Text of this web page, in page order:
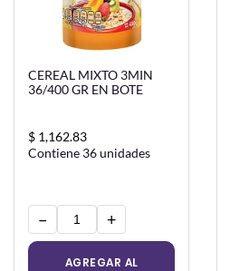
CEREAL MIXTO 3MIN
36/400 GR EN BOTE
$ 1,162.83
Contiene 36 unidades
− +
AGREGAR AL